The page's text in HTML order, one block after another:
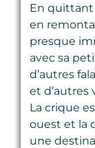
En quittant
en
presque
avec sa
d’autres
et d’autres
La crique
ouest et la
une